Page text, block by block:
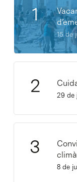
15 de
29 de
8 de